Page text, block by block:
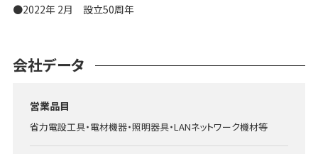
●2022年 2月 設立50周年
会社データ
営業品目
省力電設工具・電材機器・照明器具・LANネットワーク機材等